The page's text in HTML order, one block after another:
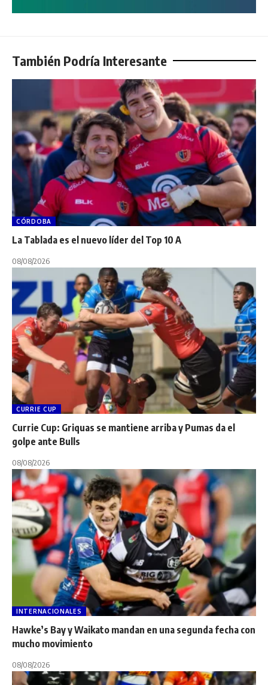
También Podría Interesante
CÓRDOBA
La Tablada es el nuevo líder del Top 10 A
08/08/2026
CURRIE CUP
Currie Cup: Griquas se mantiene arriba y Pumas da el
golpe ante Bulls
08/08/2026
INTERNACIONALES
Hawke’s Bay y Waikato mandan en una segunda fecha con
mucho movimiento
08/08/2026